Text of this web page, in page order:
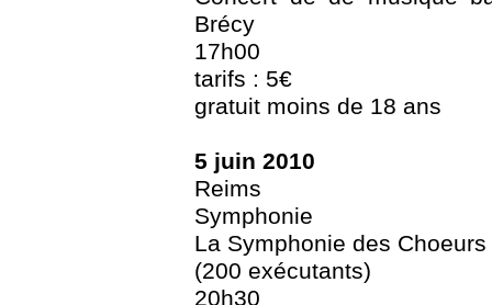
Brécy
17h00
tarifs : 5€
gratuit moins de 18 ans
5 juin 2010
Reims
Symphonie
La Symphonie des
(200 exécutants)
20h30